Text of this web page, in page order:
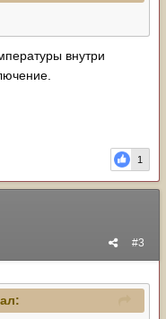
внутри
1
#3